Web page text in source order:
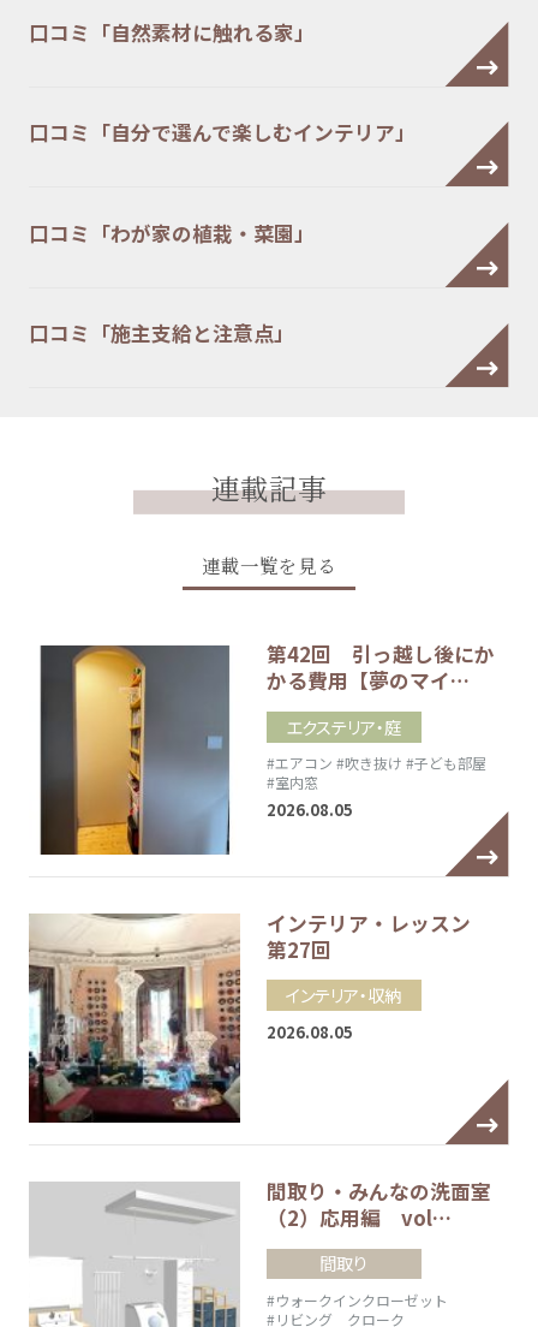
口コミ「自然素材に触れる家」
口コミ「自分で選んで楽しむインテリア」
口コミ「わが家の植栽・菜園」
口コミ「施主支給と注意点」
連載記事
連載一覧を見る
第42回 引っ越し後にか
かる費用【夢のマイ…
エクステリア・庭
#エアコン #吹き抜け #子ども部屋
#室内窓
2026.08.05
インテリア・レッスン
第27回
インテリア・収納
2026.08.05
間取り・みんなの洗面室
（2）応用編 vol…
間取り
#ウォークインクローゼット
#リビング クローク